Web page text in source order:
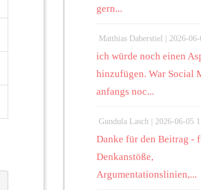
gern...
Matthias Daberstiel | 2026-
ich würde noch einen
hinzufügen. War Social
anfangs noc...
Gundula Lasch | 2026-06-05
Danke für den Beitrag -
Denkanstöße,
Argumentationslinien,...